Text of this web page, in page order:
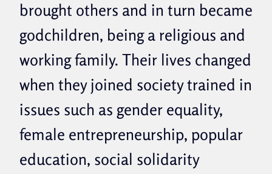
brought others and in turn became
godchildren, being a religious and
working family. Their lives changed
when they joined society trained in
issues such as gender equality,
female entrepreneurship, popular
education, social solidarity